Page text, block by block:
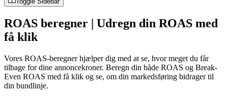
ROAS beregner | Udregn din ROAS med
få klik
Vores ROAS-beregner hjælper dig med at se, hvor meget du får
tilbage for dine annoncekroner. Beregn din både ROAS og Break-
Even ROAS med få klik og se, om din markedsføring bidrager til
din bundlinje.